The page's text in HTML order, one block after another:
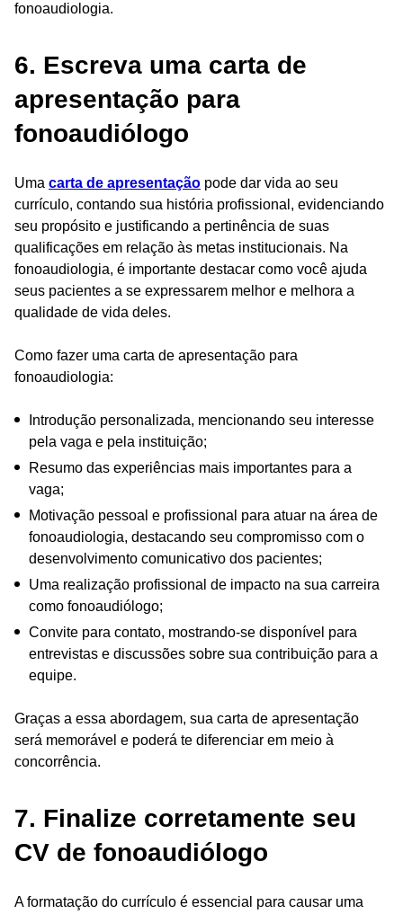
fonoaudiologia.
6. Escreva uma carta de
apresentação para
fonoaudiólogo
Uma carta de apresentação pode dar vida ao seu
currículo, contando sua história profissional, evidenciando
seu propósito e justificando a pertinência de suas
qualificações em relação às metas institucionais. Na
fonoaudiologia, é importante destacar como você ajuda
seus pacientes a se expressarem melhor e melhora a
qualidade de vida deles.
Como fazer uma carta de apresentação para
fonoaudiologia:
Introdução personalizada, mencionando seu interesse
pela vaga e pela instituição;
Resumo das experiências mais importantes para a
vaga;
Motivação pessoal e profissional para atuar na área de
fonoaudiologia, destacando seu compromisso com o
desenvolvimento comunicativo dos pacientes;
Uma realização profissional de impacto na sua carreira
como fonoaudiólogo;
Convite para contato, mostrando-se disponível para
entrevistas e discussões sobre sua contribuição para a
equipe.
Graças a essa abordagem, sua carta de apresentação
será memorável e poderá te diferenciar em meio à
concorrência.
7. Finalize corretamente seu
CV de fonoaudiólogo
A formatação do currículo é essencial para causar uma